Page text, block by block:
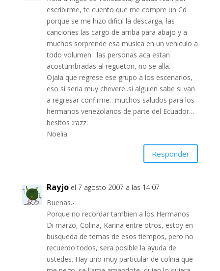
escribirme, te cuento que me compre un Cd
porque se me hizo dificil la descarga, las
canciones las cargo de arriba para abajo y a
muchos sorprende esa musica en un vehiculo a
todo volumen…las personas aca estan
acostumbradas al regueton, no se alla.
Ojala que regrese ese grupo a los escenarios,
eso si seria muy chevere..si alguien sabe si van
a regresar confirme…muchos saludos para los
hermanos venezolanos de parte del Ecuador…
besitos :razz:
Noelia
Responder
Rayjo el 7 agosto 2007 a las 14:07
Buenas.-
Porque no recordar tambien a los Hermanos
Di marzo, Colina, Karina entre otros, estoy en
busqueda de temas de esos tiempos, pero no
recuerdo todos, sera posible la ayuda de
ustedes. Hay uno muy particular de colina que